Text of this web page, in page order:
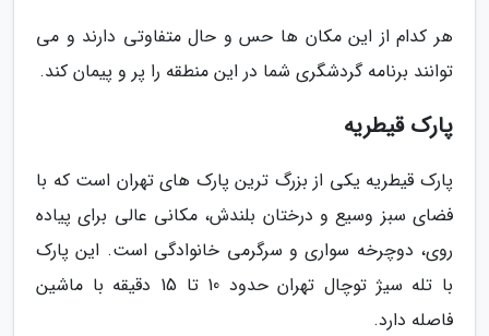
هر کدام از این مکان ها حس و حال متفاوتی دارند و می
توانند برنامه گردشگری شما در این منطقه را پر و پیمان کند.
پارک قیطریه
پارک قیطریه یکی از بزرگ ترین پارک های تهران است که با
فضای سبز وسیع و درختان بلندش، مکانی عالی برای پیاده
روی، دوچرخه سواری و سرگرمی خانوادگی است. این پارک
با تله سیژ توچال تهران حدود 10 تا 15 دقیقه با ماشین
فاصله دارد.